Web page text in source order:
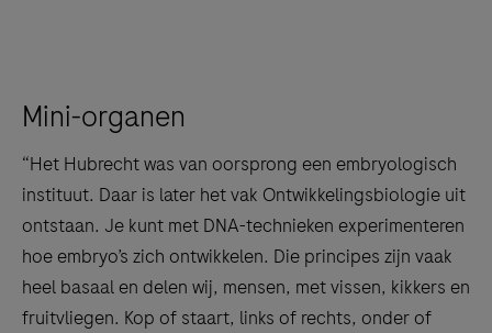
Mini-organen
“Het Hubrecht was van oorsprong een embryologisch
instituut. Daar is later het vak Ontwikkelingsbiologie uit
ontstaan. Je kunt met DNA-technieken experimenteren
hoe embryo’s zich ontwikkelen. Die principes zijn vaak
heel basaal en delen wij, mensen, met vissen, kikkers en
fruitvliegen. Kop of staart, links of rechts, onder of